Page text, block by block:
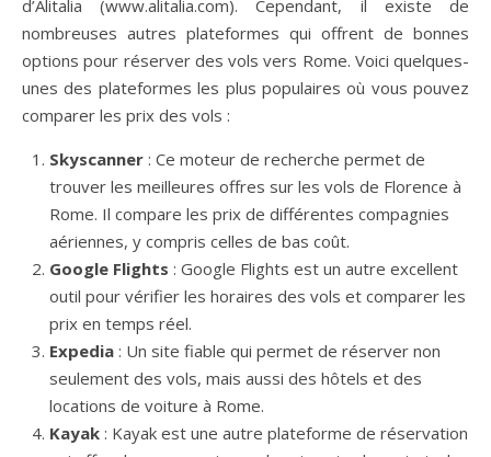
d’Alitalia (www.alitalia.com). Cependant, il existe de
nombreuses autres plateformes qui offrent de bonnes
options pour réserver des vols vers Rome. Voici quelques-
unes des plateformes les plus populaires où vous pouvez
comparer les prix des vols :
Skyscanner : Ce moteur de recherche permet de
trouver les meilleures offres sur les vols de Florence à
Rome. Il compare les prix de différentes compagnies
aériennes, y compris celles de bas coût.
Google Flights : Google Flights est un autre excellent
outil pour vérifier les horaires des vols et comparer les
prix en temps réel.
Expedia : Un site fiable qui permet de réserver non
seulement des vols, mais aussi des hôtels et des
locations de voiture à Rome.
Kayak : Kayak est une autre plateforme de réservation